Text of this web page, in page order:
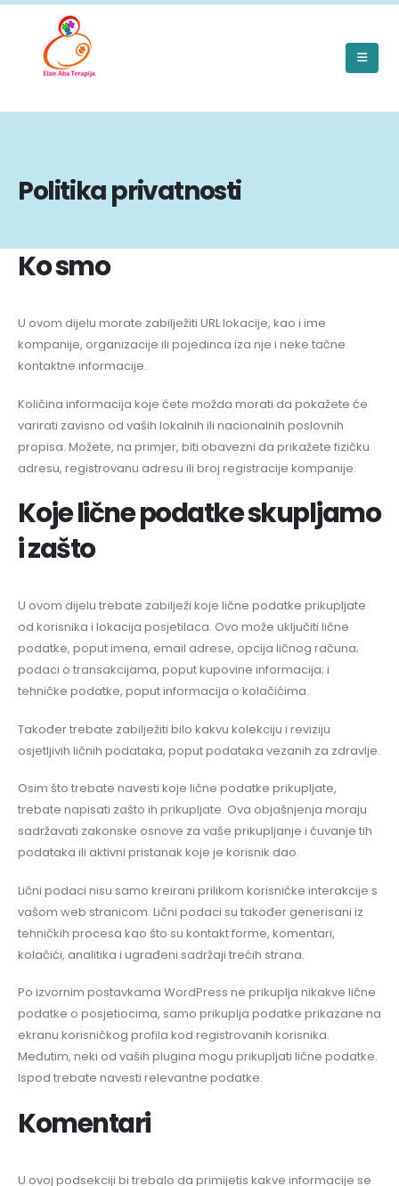
Politika privatnosti
Ko smo
U ovom dijelu morate zabilježiti URL lokacije, kao i ime
kompanije, organizacije ili pojedinca iza nje i neke tačne
kontaktne informacije.
Količina informacija koje ćete možda morati da pokažete će
varirati zavisno od vaših lokalnih ili nacionalnih poslovnih
propisa. Možete, na primjer, biti obavezni da prikažete fizičku
adresu, registrovanu adresu ili broj registracije kompanije.
Koje lične podatke skupljamo
i zašto
U ovom dijelu trebate zabilježi koje lične podatke prikupljate
od korisnika i lokacija posjetilaca. Ovo može uključiti lične
podatke, poput imena, email adrese, opcija ličnog računa;
podaci o transakcijama, poput kupovine informacija; i
tehničke podatke, poput informacija o kolačićima.
Također trebate zabilježiti bilo kakvu kolekciju i reviziju
osjetljivih ličnih podataka, poput podataka vezanih za zdravlje.
Osim što trebate navesti koje lične podatke prikupljate,
trebate napisati zašto ih prikupljate. Ova objašnjenja moraju
sadržavati zakonske osnove za vaše prikupljanje i čuvanje tih
podataka ili aktivni pristanak koje je korisnik dao.
Lični podaci nisu samo kreirani prilikom korisničke interakcije s
vašom web stranicom. Lični podaci su također generisani iz
tehničkih procesa kao što su kontakt forme, komentari,
kolačići, analitika i ugrađeni sadržaji trećih strana.
Po izvornim postavkama WordPress ne prikuplja nikakve lične
podatke o posjetiocima, samo prikuplja podatke prikazane na
ekranu korisničkog profila kod registrovanih korisnika.
Međutim, neki od vaših plugina mogu prikupljati lične podatke.
Ispod trebate navesti relevantne podatke.
Komentari
U ovoj podsekciji bi trebalo da primijetis kakve informacije se